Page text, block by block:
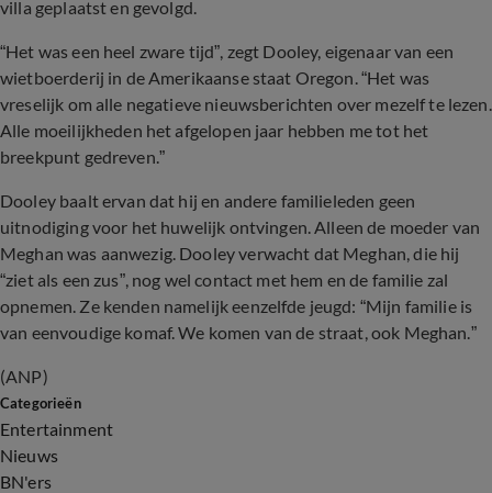
villa geplaatst en gevolgd.
“Het was een heel zware tijd”, zegt Dooley, eigenaar van een
wietboerderij in de Amerikaanse staat Oregon. “Het was
vreselijk om alle negatieve nieuwsberichten over mezelf te lezen.
Alle moeilijkheden het afgelopen jaar hebben me tot het
breekpunt gedreven.”
Dooley baalt ervan dat hij en andere familieleden geen
uitnodiging voor het huwelijk ontvingen. Alleen de moeder van
Meghan was aanwezig. Dooley verwacht dat Meghan, die hij
“ziet als een zus”, nog wel contact met hem en de familie zal
opnemen. Ze kenden namelijk eenzelfde jeugd: “Mijn familie is
van eenvoudige komaf. We komen van de straat, ook Meghan.”
(ANP)
Categorieën
Entertainment
Nieuws
BN'ers